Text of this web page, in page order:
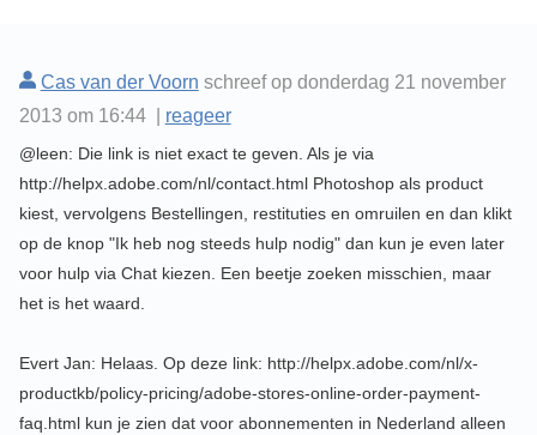
Cas van der Voorn schreef op donderdag 21 november
2013 om 16:44 | reageer
@leen: Die link is niet exact te geven. Als je via
http://helpx.adobe.com/nl/contact.html Photoshop als product
kiest, vervolgens Bestellingen, restituties en omruilen en dan klikt
op de knop "Ik heb nog steeds hulp nodig" dan kun je even later
voor hulp via Chat kiezen. Een beetje zoeken misschien, maar
het is het waard.
Evert Jan: Helaas. Op deze link: http://helpx.adobe.com/nl/x-
productkb/policy-pricing/adobe-stores-online-order-payment-
faq.html kun je zien dat voor abonnementen in Nederland alleen